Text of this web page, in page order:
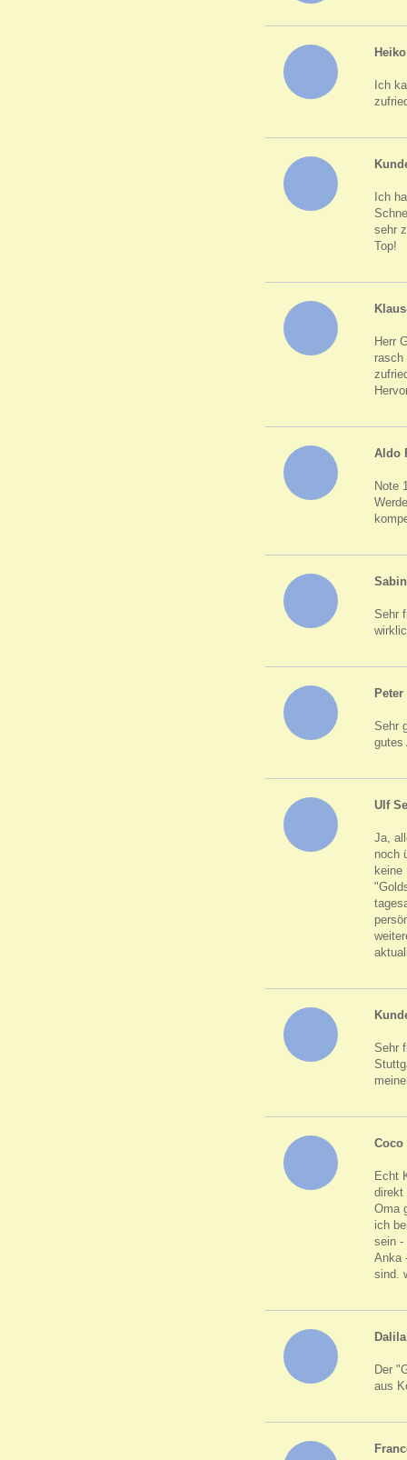
Heiko
Ich
Ich
sehr
Top!
Herr
rasch
Aldo
Note
Sehr
Peter
Sehr
gutes
Ulf
Ja,
noch
keine
Sehr
Coco
Echt
direkt
Oma
ich
sein -
Anka
sind.
Dalila
Der
aus